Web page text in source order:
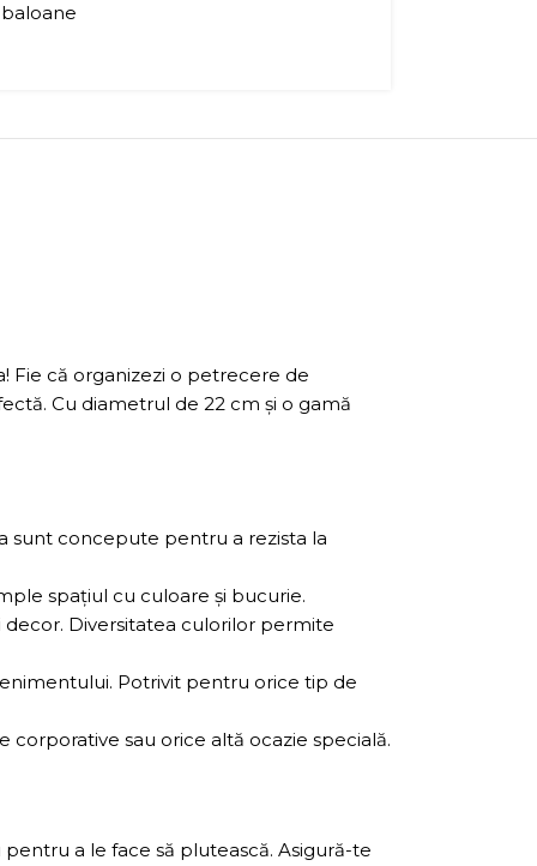
Fie că organizezi o petrecere de
Cu diametrul de 22 cm și o gamă
sunt concepute pentru a rezista la
spațiul cu culoare și bucurie.
Diversitatea culorilor permite
Potrivit pentru orice tip de
sau orice altă ocazie specială.
a le face să plutească. Asigură-te